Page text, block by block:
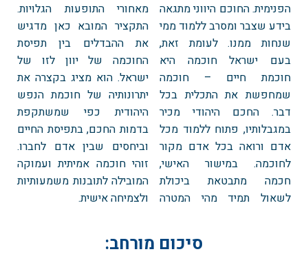
הפנימית. החוכם היווני מתגאה
בידע שצבר ומסרב ללמוד ממי
שנחות ממנו. לעומת זאת,
בעם ישראל חוכמה היא
חוכמת חיים – חוכמה
שמחפשת את התכלית בכל
דבר. החכם היהודי מכיר
במגבלותיו, פתוח ללמוד מכל
אדם ורואה בכל אדם מקור
לחוכמה. במישור האישי,
חכמה מתבטאת ביכולת
לשאול תמיד מהי המטרה
מאחורי התופעות הגלויות.
התקציר המובא כאן מדגיש
את ההבדלים בין תפיסת
החוכמה של יוון לזו של
ישראל. הוא מציג בקצרה את
יתרונותיה של חוכמת הנפש
היהודית כפי שמשתקפת
בדמות החכם, בתפיסת החיים
וביחסים שבין אדם לחברו.
זוהי חוכמה אמיתית ועמוקה
המובילה לתובנות משמעותיות
ולצמיחה אישית.
סיכום מורחב: